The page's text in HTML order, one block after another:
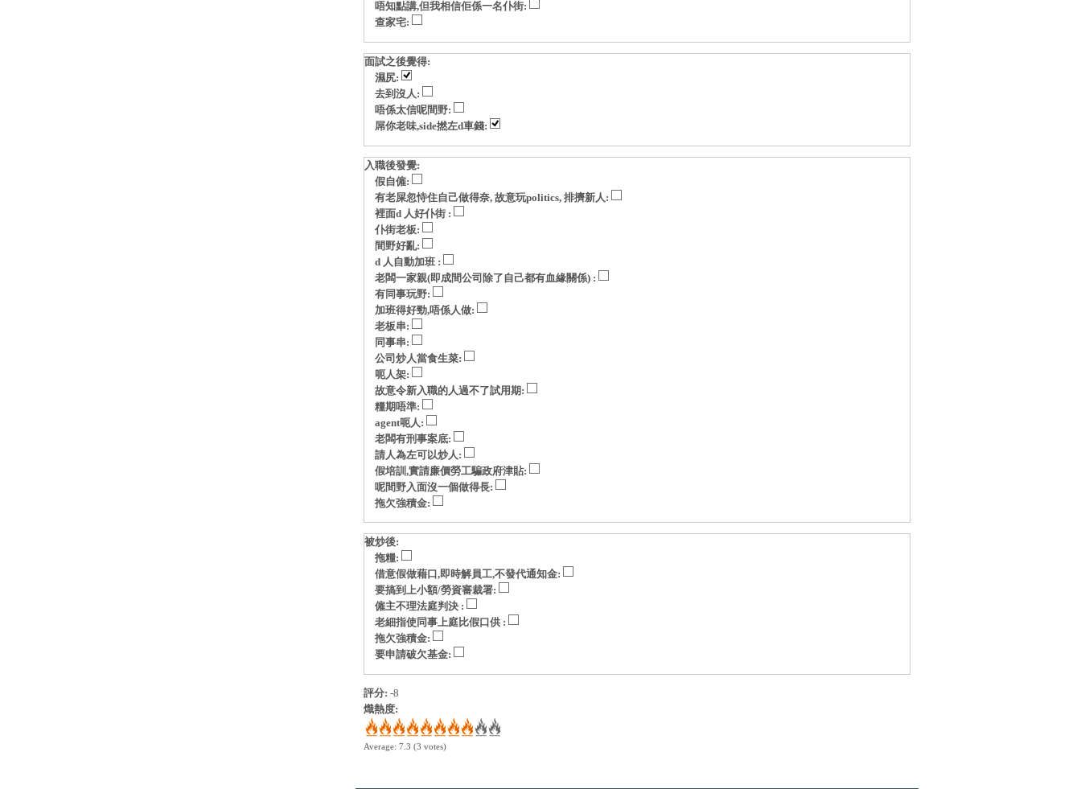
唔知點講,但我相信佢係一名仆街:
查家宅:
面試之後覺得:
濕尻:
去到沒人:
唔係太信呢間野:
屌你老味,side撚左d車錢:
入職後發覺:
假自僱:
有老屎忽恃住自己做得奈, 故意玩politics, 排擠新人:
裡面d 人好仆街 :
仆街老板:
間野好亂:
d 人自動加班 :
老闆一家親(即成間公司除了自己都有血緣關係) :
有同事玩野:
加班得好勁,唔係人做:
老板串:
同事串:
公司炒人當食生菜:
呃人架:
故意令新入職的人過不了試用期:
糧期唔準:
agent呃人:
老闆有刑事案底:
請人為左可以炒人:
假培訓,實請廉價勞工騙政府津貼:
呢間野入面沒一個做得長:
拖欠強積金:
被炒後:
拖糧:
借意假做藉口,即時解員工,不發代通知金:
要搞到上小額/勞資審裁署:
僱主不理法庭判決 :
老細指使同事上庭比假口供 :
拖欠強積金:
要申請破欠基金:
評分: -8
熾熱度:
Average: 7.3 (3 votes)